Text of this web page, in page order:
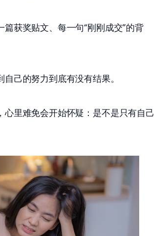
获奖贴文、每一句“刚刚成交”的背
己的努力到底有没有结果。
里难免会开始怀疑：是不是只有自己